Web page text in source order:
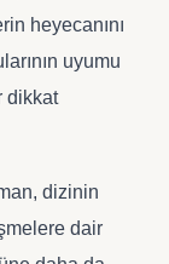
heyecanını
uyumu
dikkat
dizinin
dair